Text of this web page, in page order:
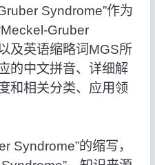
Syndrome”作为
Gruber
及英语缩略词MGS所
的中文拼音、详细解
和相关分类、应用领
Syndrome”的缩写，